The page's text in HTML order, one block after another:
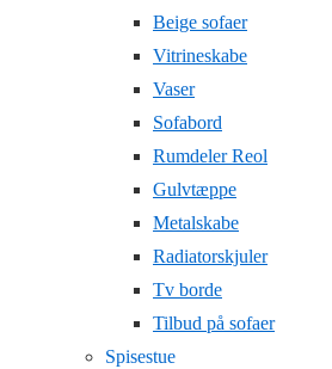
Beige sofaer
Vitrineskabe
Vaser
Sofabord
Rumdeler Reol
Gulvtæppe
Metalskabe
Radiatorskjuler
Tv borde
Tilbud på sofaer
Spisestue